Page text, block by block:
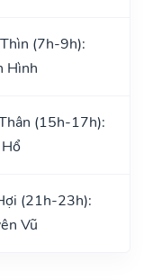
(7h-9h):
Hình
(15h-17h):
(21h-23h):
Vũ